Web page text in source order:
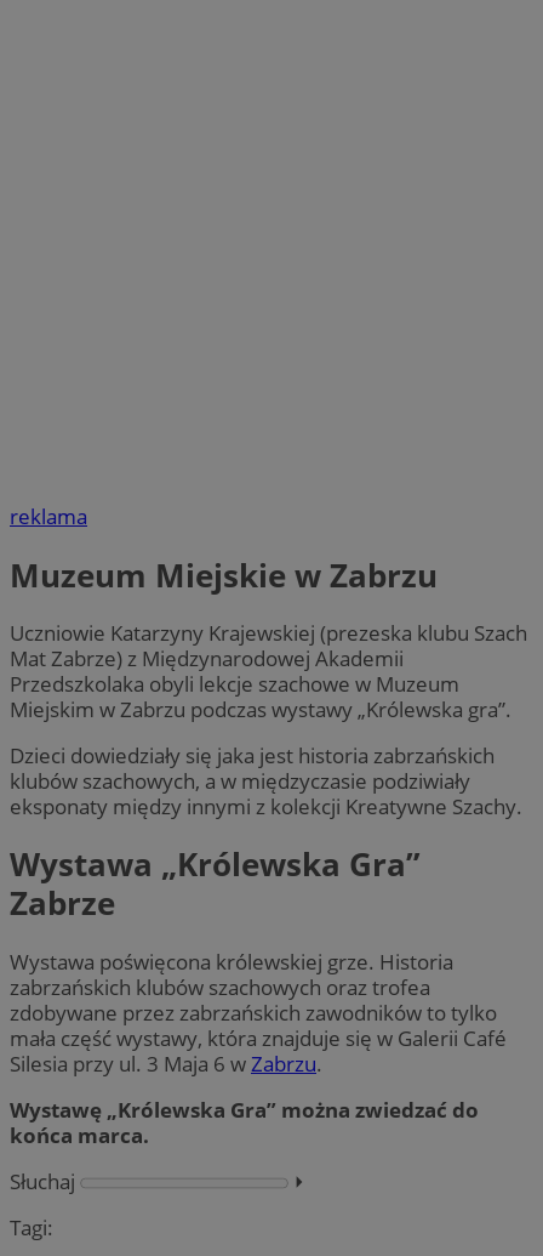
reklama
Muzeum Miejskie w Zabrzu
Uczniowie Katarzyny Krajewskiej (prezeska klubu Szach
Mat Zabrze) z Międzynarodowej Akademii
Przedszkolaka obyli lekcje szachowe w Muzeum
Miejskim w Zabrzu podczas wystawy „Królewska gra”.
Dzieci dowiedziały się jaka jest historia zabrzańskich
klubów szachowych, a w międzyczasie podziwiały
eksponaty między innymi z kolekcji Kreatywne Szachy.
Wystawa „Królewska Gra”
Zabrze
Wystawa poświęcona królewskiej grze. Historia
zabrzańskich klubów szachowych oraz trofea
zdobywane przez zabrzańskich zawodników to tylko
mała część wystawy, która znajduje się w Galerii Café
Silesia przy ul. 3 Maja 6 wZabrzu.
Wystawę „Królewska Gra” można zwiedzać do
końca marca.
Słuchaj
⏵︎
Tagi: